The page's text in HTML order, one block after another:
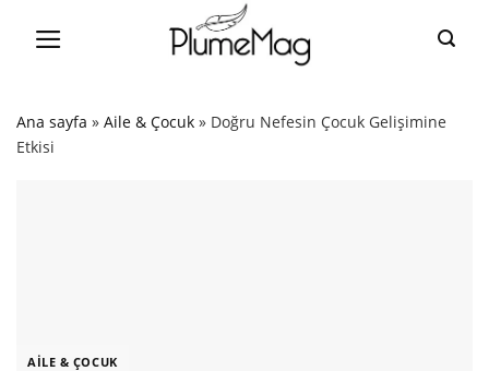
Ana sayfa » Aile & Çocuk » Doğru Nefesin Çocuk Gelişimine
Etkisi
AILE & ÇOCUK